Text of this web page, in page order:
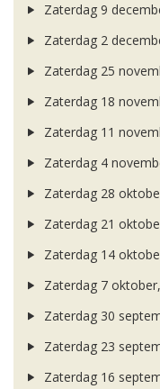
Zaterdag 9
Zaterdag 2
Zaterdag 25
Zaterdag 18
Zaterdag 11
Zaterdag 4
Zaterdag 28
Zaterdag 21
Zaterdag 14
Zaterdag 7
Zaterdag 30
Zaterdag 23
Zaterdag 16